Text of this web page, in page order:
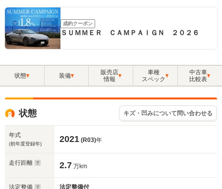
成約クーポン
ＳＵＭＭＥＲ ＣＡＭＰＡＩＧＮ ２０２６
状態 装備
販売店
情報
車種
スペック
中古車
比較表
状態 キズ・凹みについて問い合わせる
年式
(初年度登録年) 2021 (R03)年
走行距離 2.7 万km
法定整備 法定整備付